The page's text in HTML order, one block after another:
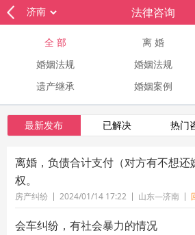
法律咨询
全 部 离 婚
婚姻法规
婚姻法规
遗产继承
婚姻案例
最新发布 已解决 热门
离婚，负债合计支付（对方有不想还
权。
房产纠纷 2024/01/14 17:22 山东—济南
会车纠纷，有社会暴力的情况